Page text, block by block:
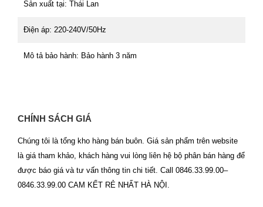
Sản xuất tại: Thái Lan
Điện áp: 220-240V/50Hz
Mô tả bảo hành: Bảo hành 3 năm
CHÍNH SÁCH GIÁ
Chúng tôi là tổng kho hàng bán buôn. Giá sản phẩm trên website
là giá tham khảo, khách hàng vui lòng liên hệ bộ phân bán hàng để
được báo giá và tư vấn thông tin chi tiết. Call 0846.33.99.00–
0846.33.99.00 CAM KẾT RẺ NHẤT HÀ NỘI.